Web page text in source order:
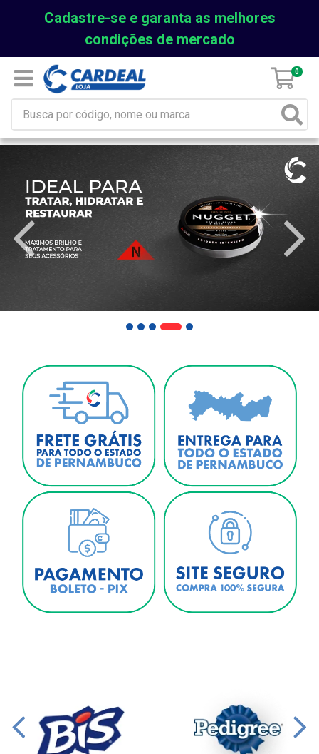
Cadastre-se e garanta as melhores
condições de mercado
0